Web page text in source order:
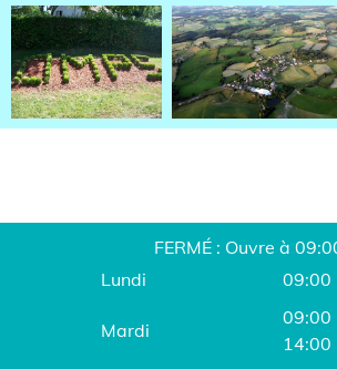
FERMÉ : Ouvre à
Lundi
09:00
Mardi
09:00
14:00